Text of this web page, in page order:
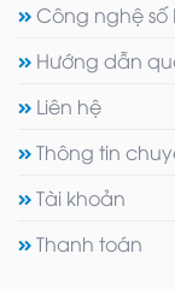
Công nghệ số
Hướng dẫn
Liên hệ
Thông tin
Tài khoản
Thanh toán